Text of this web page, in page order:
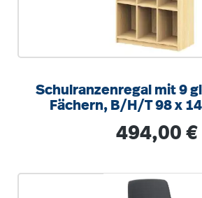
Schulranzenregal mit 9
Fächern, B/H/T 98 x
Regulärer Preis:
494,00 €